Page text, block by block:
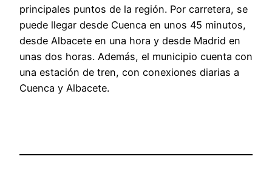
principales puntos de la región. Por carretera, se
puede llegar desde Cuenca en unos 45 minutos,
desde Albacete en una hora y desde Madrid en
unas dos horas. Además, el municipio cuenta con
una estación de tren, con conexiones diarias a
Cuenca y Albacete.